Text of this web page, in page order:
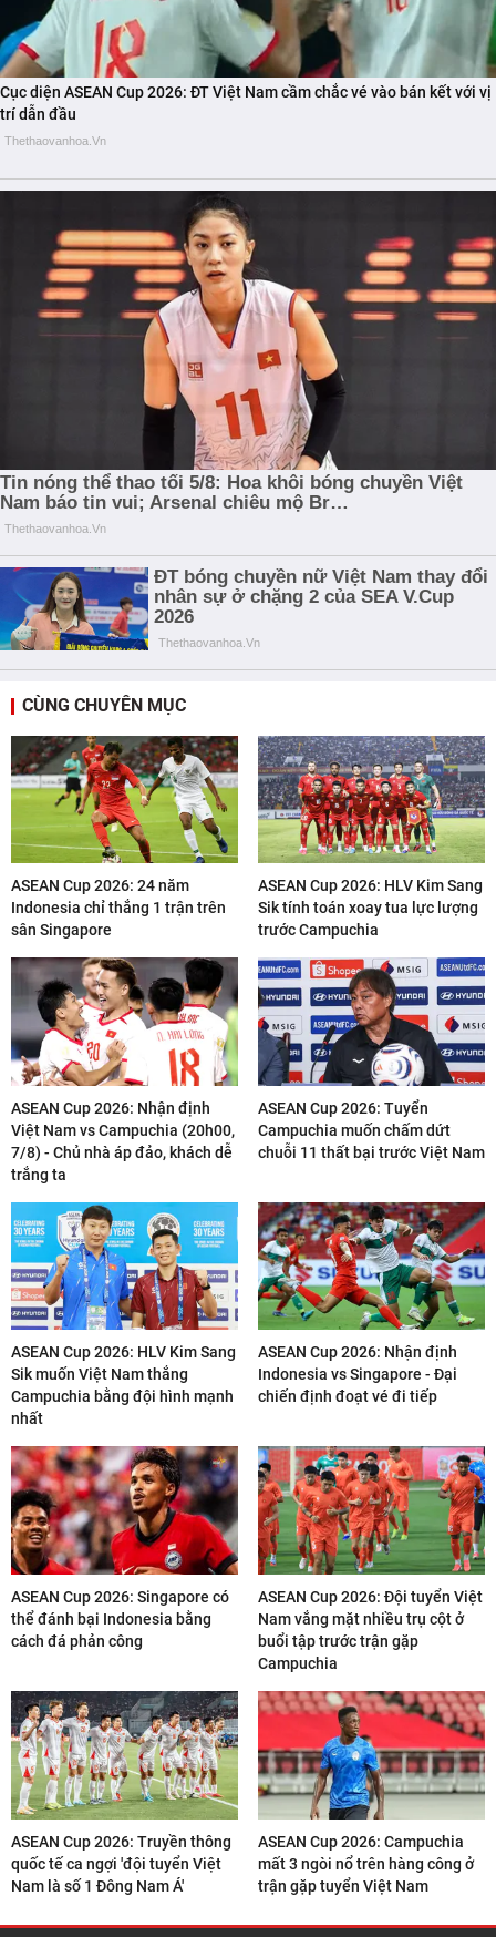
CÙNG CHUYÊN MỤC
ASEAN Cup 2026: 24 năm
Indonesia chỉ thắng 1 trận trên
sân Singapore
ASEAN Cup 2026: HLV Kim Sang
Sik tính toán xoay tua lực lượng
trước Campuchia
ASEAN Cup 2026: Nhận định
Việt Nam vs Campuchia (20h00,
7/8) - Chủ nhà áp đảo, khách dễ
trắng ta
ASEAN Cup 2026: Tuyển
Campuchia muốn chấm dứt
chuỗi 11 thất bại trước Việt Nam
ASEAN Cup 2026: HLV Kim Sang
Sik muốn Việt Nam thắng
Campuchia bằng đội hình mạnh
nhất
ASEAN Cup 2026: Nhận định
Indonesia vs Singapore - Đại
chiến định đoạt vé đi tiếp
ASEAN Cup 2026: Singapore có
thể đánh bại Indonesia bằng
cách đá phản công
ASEAN Cup 2026: Đội tuyển Việt
Nam vắng mặt nhiều trụ cột ở
buổi tập trước trận gặp
Campuchia
ASEAN Cup 2026: Truyền thông
quốc tế ca ngợi 'đội tuyển Việt
Nam là số 1 Đông Nam Á'
ASEAN Cup 2026: Campuchia
mất 3 ngòi nổ trên hàng công ở
trận gặp tuyển Việt Nam